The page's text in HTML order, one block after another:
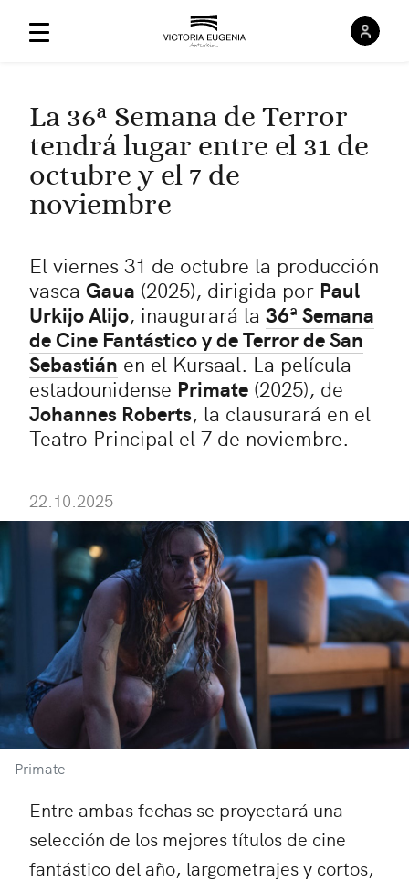
La 36ª Semana de Terror
tendrá lugar entre el 31 de
octubre y el 7 de
noviembre
El viernes 31 de octubre la producción
vasca Gaua (2025), dirigida por Paul
Urkijo Alijo, inaugurará la 36ª Semana
de Cine Fantástico y de Terror de San
Sebastiánen el Kursaal. La película
estadounidense Primate (2025), de
Johannes Roberts, la clausurará en el
Teatro Principal el 7 de noviembre.
22.10.2025
Primate
Entre ambas fechas se proyectará una
selección de los mejores títulos de cine
fantástico del año, largometrajes y cortos,